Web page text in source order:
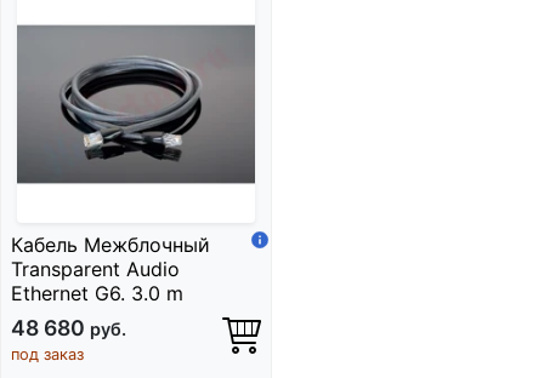
Кабель Межблочный
Transparent Audio
Ethernet G6. 3.0 m
48 680 руб.
под заказ